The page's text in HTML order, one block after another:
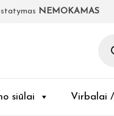
NEMOKAMAS
siūlai Virbalai